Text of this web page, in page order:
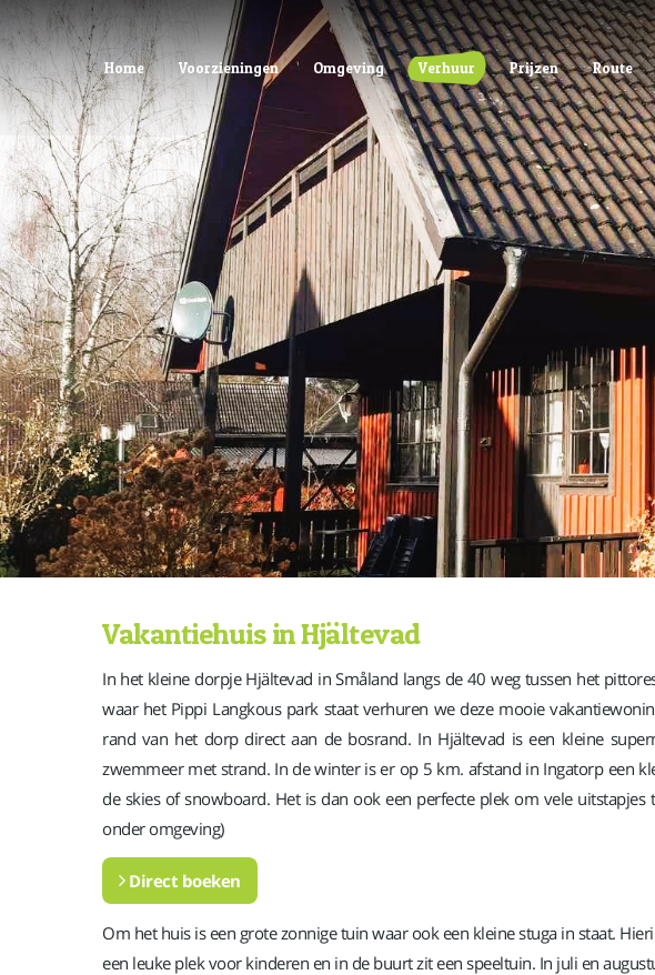
Home Voorzieningen Omgeving Verhuur Prijzen Route
Vakantiehuis in Hjältevad
In het kleine dorpje Hjältevad in Småland langs de 40 weg tussen het
waar het Pippi Langkous park staat verhuren we deze mooie
rand van het dorp direct aan de bosrand. In Hjältevad is een kleine
zwemmeer met strand. In de winter is er op 5 km. afstand in Ingatorp een
de skies of snowboard. Het is dan ook een perfecte plek om vele
onder omgeving)
Direct boeken
Om het huis is een grote zonnige tuin waar ook een kleine stuga in staat.
een leuke plek voor kinderen en in de buurt zit een speeltuin. In juli en